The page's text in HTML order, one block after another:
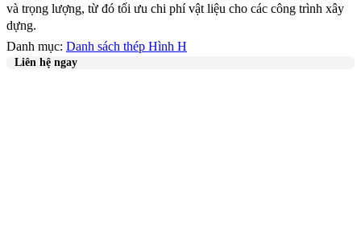
và trọng lượng, từ đó tối ưu chi phí vật liệu cho các công trình xây
dựng.
Danh mục: Danh sách thép Hình H
Liên hệ ngay